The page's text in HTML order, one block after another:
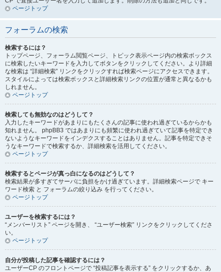
ページトップ
フォーラムの検索
検索するには？
トップページ、フォーラム閲覧ページ、トピック表示ページ内の検索ボックス
に検索したいキーワードを入力してボタンをクリックしてください。より詳細
な検索は “詳細検索” リンクをクリックすれば検索ページにアクセスできます。
スタイルによっては検索ボックスと詳細検索リンクの位置が通常と異なるかも
しれません。
ページトップ
検索しても無効なのはどうして？
入力したキーワードがあまりにもたくさんの記事に使われ過ぎているからかも
知れません。 phpBB3 ではあまりにも頻繁に使われ過ぎていて記事を特定でき
ないようなキーワードをインデクスすることはありません。記事を特定できそ
うなキーワードで検索するか、詳細検索を活用してください。
ページトップ
検索するとページが真っ白になるのはどうして？
検索結果が多すぎてサーバに負担をかけ過ぎています。詳細検索ページで キー
ワード検索 と フォーラムの絞り込み を行ってください。
ページトップ
ユーザーを検索するには？
“メンバーリスト” ページを開き、 “ユーザー検索” リンクをクリックしてくださ
い。
ページトップ
自分が投稿した記事を確認するには？
ユーザーCP のフロントページで “投稿記事を表示する” をクリックするか、あ